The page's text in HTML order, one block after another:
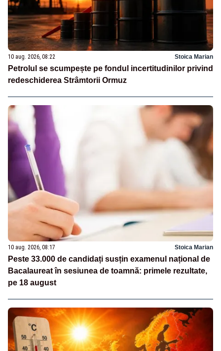
10 aug. 2026, 08:22 Stoica Marian
Petrolul se scumpește pe fondul incertitudinilor privind
redeschiderea Strâmtorii Ormuz
10 aug. 2026, 08:17 Stoica Marian
Peste 33.000 de candidați susțin examenul național de
Bacalaureat în sesiunea de toamnă: primele rezultate,
pe 18 august